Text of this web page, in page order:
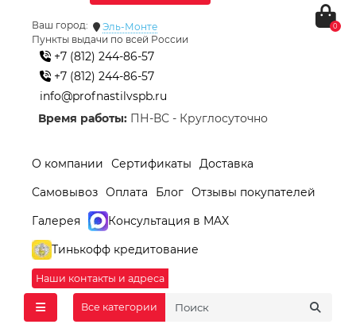
Ваш город:
Эль-Монте
Пункты выдачи по всей России
+7 (812) 244-86-57
+7 (812) 244-86-57
info@profnastilvspb.ru
Время работы: ПН-ВС - Круглосуточно
0
О компании Сертификаты
Доставка
Самовывоз Оплата Блог Отзывы покупателей
Галерея
Консультация в MAX
Тинькофф кредитование
Наши контакты и адреса
Все категории